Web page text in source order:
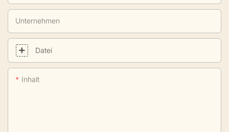
Unternehmen
Datei
Inhalt